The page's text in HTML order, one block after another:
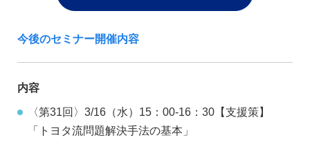
今後のセミナー開催内容
内容
〈第31回〉3/16（水）15：00-16：30【支援策】
「トヨタ流問題解決手法の基本」